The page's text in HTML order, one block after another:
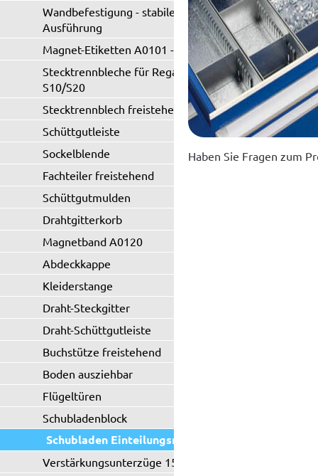
Wandbefestigung - stabile
Ausführung
Magnet-Etiketten A0101 - A0102
Stecktrennbleche für Regaltyp
S10/S20
Stecktrennblech freistehend
Schüttgutleiste
Sockelblende
Fachteiler freistehend
Schüttgutmulden
Drahtgitterkorb
Magnetband A0120
Abdeckkappe
Kleiderstange
Draht-Steckgitter
Draht-Schüttgutleiste
Buchstütze freistehend
Boden ausziehbar
Flügeltüren
Schubladenblock
Schubladen Einteilungsmaterial
Verstärkungsunterzüge 150 kg
Haben Sie Fragen zum